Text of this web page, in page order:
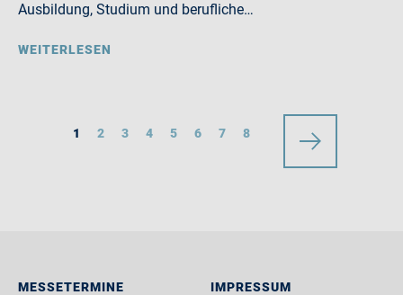
Ausbildung, Studium und berufliche…
WEITERLESEN
1 2 3 4 5 6 7 8
MESSETERMINE IMPRESSUM